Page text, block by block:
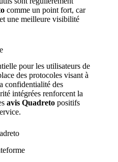
comme un point fort, car
une meilleure visibilité
pour les utilisateurs de
des protocoles visant à
confidentialité des
intégrées renforcent la
avis Quadreto positifs